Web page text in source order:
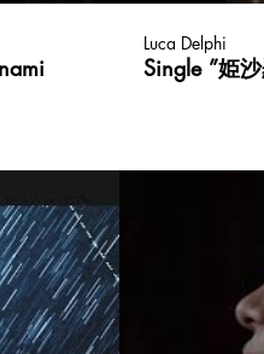
Luca Delphi
Single ”姫